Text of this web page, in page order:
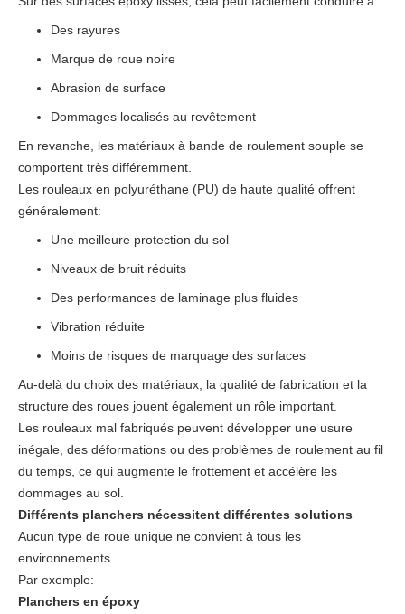
Des rayures
Marque de roue noire
Abrasion de surface
Dommages localisés au revêtement
En revanche, les matériaux à bande de roulement souple se
comportent très différemment.
Les rouleaux en polyuréthane (PU) de haute qualité offrent
généralement:
Une meilleure protection du sol
Niveaux de bruit réduits
Des performances de laminage plus fluides
Vibration réduite
Moins de risques de marquage des surfaces
Au-delà du choix des matériaux, la qualité de fabrication et la
structure des roues jouent également un rôle important.
Les rouleaux mal fabriqués peuvent développer une usure
inégale, des déformations ou des problèmes de roulement au fil
du temps, ce qui augmente le frottement et accélère les
dommages au sol.
Différents planchers nécessitent différentes solutions
Aucun type de roue unique ne convient à tous les
environnements.
Par exemple:
Planchers en époxy